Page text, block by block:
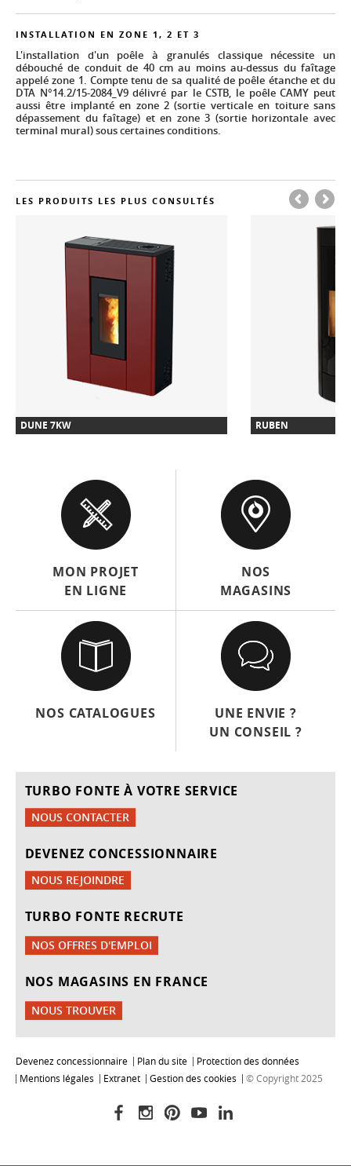
INSTALLATION EN ZONE 1, 2 ET 3
L'installation d'un poêle à granulés classique nécessite un
débouché de conduit de 40 cm au moins au-dessus du faîtage
appelé zone 1. Compte tenu de sa qualité de poêle étanche et du
DTA N°14.2/15-2084_V9 délivré par le CSTB, le poêle CAMY peut
aussi être implanté en zone 2 (sortie verticale en toiture sans
dépassement du faîtage) et en zone 3 (sortie horizontale avec
terminal mural) sous certaines conditions.
LES PRODUITS LES PLUS CONSULTÉS
DUNE 7KW RUBEN
MON PROJET
EN LIGNE
NOS
MAGASINS
NOS CATALOGUES
UNE ENVIE ?
UN CONSEIL ?
TURBO FONTE À VOTRE SERVICE
NOUS CONTACTER
DEVENEZ CONCESSIONNAIRE
NOUS REJOINDRE
TURBO FONTE RECRUTE
NOS OFFRES D'EMPLOI
NOS MAGASINS EN FRANCE
NOUS TROUVER
Devenez concessionnaire Plan du site
Protection des données
Mentions légales
Extranet Gestion des cookies © Copyright 2025